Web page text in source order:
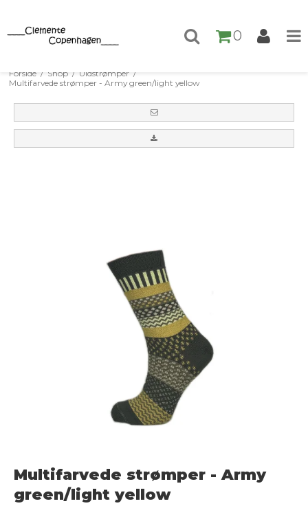
0
Forside / Shop / Uldstrømper /
Multifarvede strømper - Army green/light yellow
Multifarvede strømper - Army
green/light yellow